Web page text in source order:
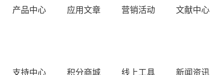
产品中心 应用文章 营销活动 文献中心
支持中心 积分商城 线上工具 新闻资讯